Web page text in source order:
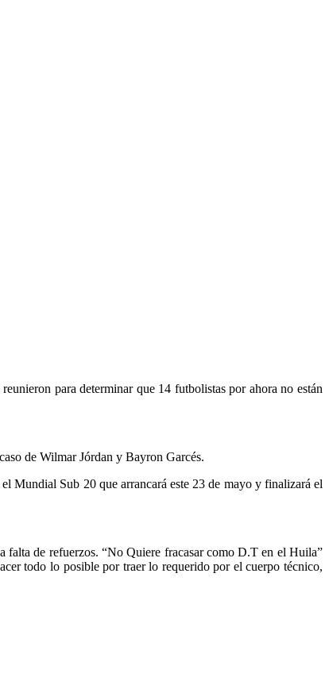
para determinar que 14 futbolistas por ahora no están
de Wilmar Jórdan y Bayron Garcés.
Mundial Sub 20 que arrancará este 23 de mayo y finalizará el
falta de refuerzos. “No Quiere fracasar como D.T en el Huila”
todo lo posible por traer lo requerido por el cuerpo técnico,